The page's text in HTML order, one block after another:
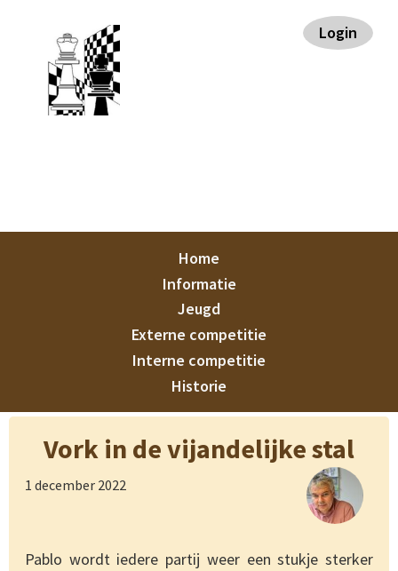
hoofdnavigatie
sidebar
voettekst
Login
Home
Informatie
Jeugd
Externe competitie
Interne competitie
Historie
Vork in de vijandelijke stal
1 december 2022
Pablo wordt iedere partij weer een stukje sterker